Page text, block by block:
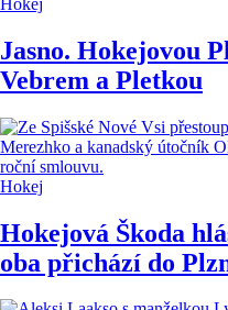
Jasno. Hokejovou
Vebrem a Pletkou
Hokej
Hokejová Škoda
oba přichází do